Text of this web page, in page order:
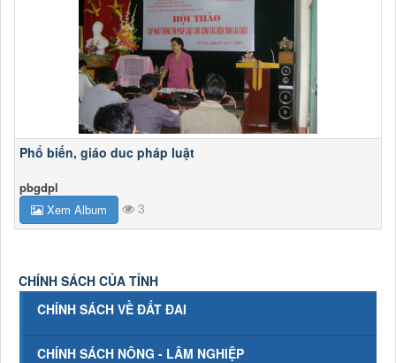
Phổ biến, giáo duc pháp luật
pbgdpl
Xem Album
3
CHÍNH SÁCH CỦA TỈNH
CHÍNH SÁCH VỀ ĐẤT ĐAI
CHÍNH SÁCH NÔNG - LÂM NGHIỆP